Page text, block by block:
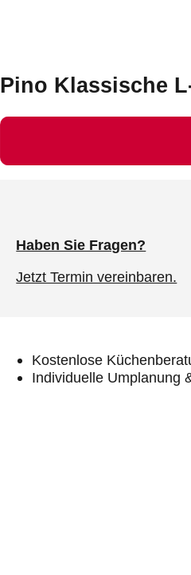
Pino Klassische
Haben Sie Fragen?
Jetzt Termin vereinbaren.
Kostenlose
Individuelle Umplanung